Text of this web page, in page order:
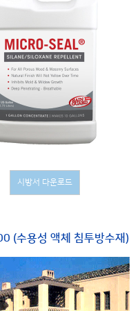
시방서 다운로드
(수용성 액체 침투방수재)